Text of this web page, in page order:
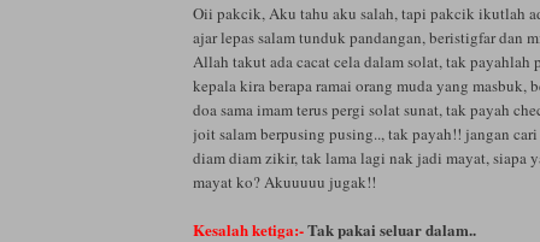
Oii pakcik, Aku tahu aku salah, tapi pakcik ikutlah
ajar lepas salam tunduk pandangan, beristigfar dan
Allah takut ada cacat cela dalam solat, tak payahlah
kepala kira berapa ramai orang muda yang masbuk,
doa sama imam terus pergi solat sunat, tak payah
joit salam berpusing pusing.., tak payah!! jangan
diam diam zikir, tak lama lagi nak jadi mayat, siapa
mayat ko? Akuuuuu jugak!!
Kesalah ketiga:-Tak pakai seluar dalam..